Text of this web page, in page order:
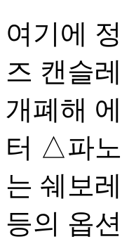
여기에
즈 캔슬
개폐해
터 △파
는 쉐보
등의 옵